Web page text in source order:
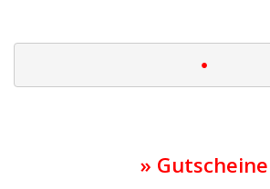
•
» Gutscheine